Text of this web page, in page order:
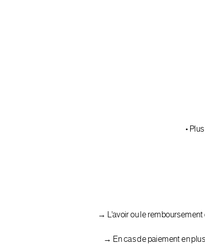
•
→ L’avoir ou le
→ En cas de paiement en